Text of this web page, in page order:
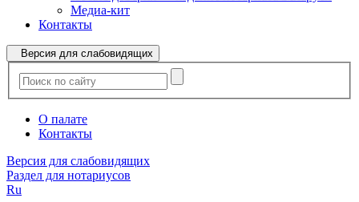
Медиа-кит
Контакты
Версия для слабовидящих
О палате
Контакты
Версия для слабовидящих
Раздел для нотариусов
Ru